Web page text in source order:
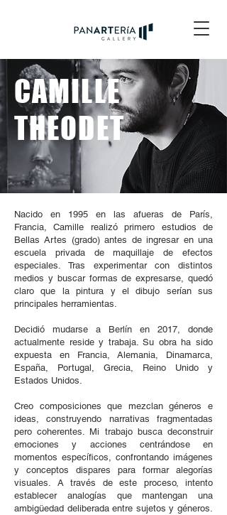
CAMILLE
THEODET
Nacido en 1995 en las afueras de París,
Francia, Camille realizó primero estudios de
Bellas Artes (grado) antes de ingresar en una
escuela privada de maquillaje de efectos
especiales. Tras experimentar con distintos
medios y buscar formas de expresarse, quedó
claro que la pintura y el dibujo serían sus
principales herramientas.
Decidió mudarse a Berlín en 2017, donde
actualmente reside y trabaja. Su obra ha sido
expuesta en Francia, Alemania, Dinamarca,
España, Portugal, Grecia, Reino Unido y
Estados Unidos.
Creo composiciones que mezclan géneros e
ideas, construyendo narrativas fragmentadas
pero coherentes. Mi trabajo busca deconstruir
emociones y acciones centrándose en
momentos específicos, confrontando imágenes
y conceptos dispares para formar alegorías
visuales. A través de este proceso, intento
establecer analogías que mantengan una
ambigüedad deliberada entre sujetos y géneros.